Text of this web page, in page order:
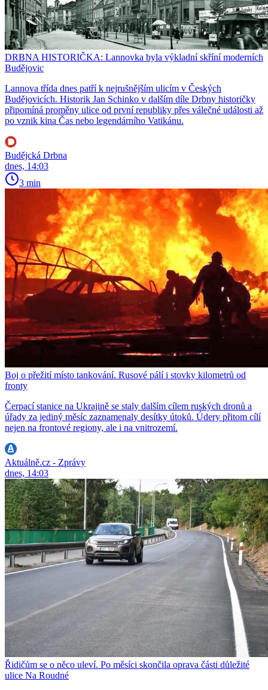
DRBNA HISTORIČKA: Lannovka byla výkladní skříní moderních
Budějovic
Lannova třída dnes patří k nejrušnějším ulicím v Českých
Budějovicích. Historik Jan Schinko v dalším díle Drbny historičky
připomíná proměny ulice od první republiky přes válečné události až
po vznik kina Čas nebo legendárního Vatikánu.
Budějcká Drbna
dnes, 14:03
3 min
Boj o přežití místo tankování. Rusové pálí i stovky kilometrů od
fronty
Čerpací stanice na Ukrajině se staly dalším cílem ruských dronů a
úřady za jediný měsíc zaznamenaly desítky útoků. Údery přitom cílí
nejen na frontové regiony, ale i na vnitrozemí.
Aktuálně.cz - Zprávy
dnes, 14:03
Řidičům se o něco uleví. Po měsíci skončila oprava části důležité
ulice Na Roudné